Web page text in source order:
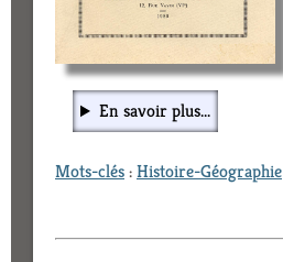
En savoir plus...
Mots-clés:Histoire-Géographie